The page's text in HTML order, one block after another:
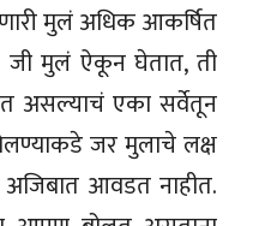
मुलं अधिक आकर्षित
जी मुलं ऐकून घेतात, ती
असल्याचं एका सर्वेतून
जर मुलाचे लक्ष
आवडत नाहीत.